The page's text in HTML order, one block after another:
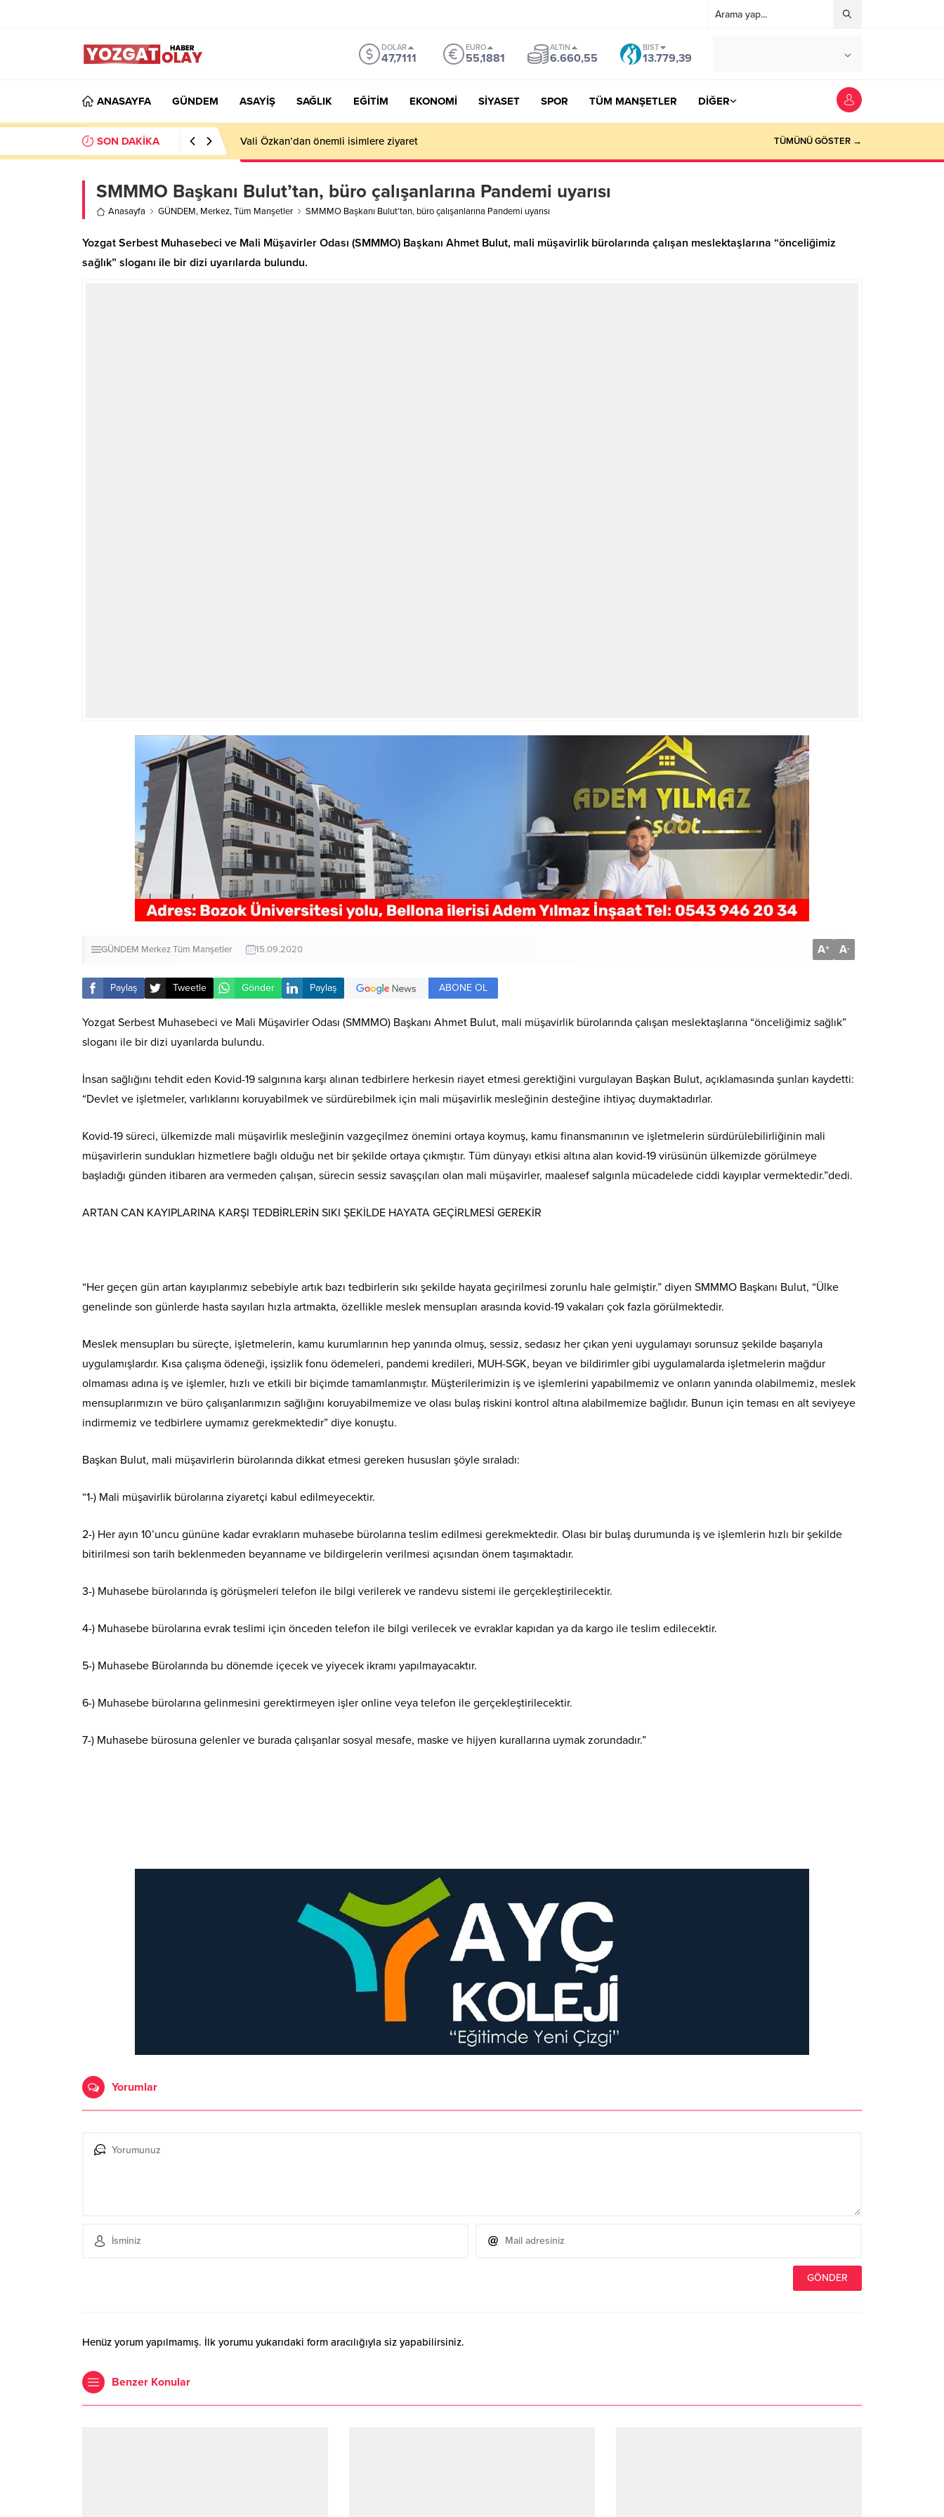
DOLAR
47,7111
EURO
55,1881
ALTIN
6.660,55
BIST
13.779,39
ANASAYFA GÜNDEM ASAYİŞ SAĞLIK EĞİTİM EKONOMİ SİYASET SPOR TÜM MANŞETLER DİĞER
SON DAKİKA Vali Özkan’dan önemli isimlere ziyaret TÜMÜNÜ GÖSTER →
SMMMO Başkanı Bulut’tan, büro çalışanlarına Pandemi uyarısı
Anasayfa GÜNDEM, Merkez,Tüm Manşetler SMMMO Başkanı Bulut’tan, büro çalışanlarına Pandemi uyarısı
Yozgat Serbest Muhasebeci ve Mali Müşavirler Odası (SMMMO) Başkanı Ahmet Bulut, mali müşavirlik bürolarında çalışan meslektaşlarına “önceliğimiz
sağlık” sloganı ile bir dizi uyarılarda bulundu.
GÜNDEM MerkezTüm Manşetler 15.09.2020 A+ A-
Paylaş Tweetle Gönder Paylaş ABONE OL
Yozgat Serbest Muhasebeci ve Mali Müşavirler Odası (SMMMO) Başkanı Ahmet Bulut, mali müşavirlik bürolarında çalışan meslektaşlarına “önceliğimiz sağlık”
sloganı ile bir dizi uyarılarda bulundu.
İnsan sağlığını tehdit eden Kovid-19 salgınına karşı alınan tedbirlere herkesin riayet etmesi gerektiğini vurgulayan Başkan Bulut, açıklamasında şunları kaydetti:
“Devlet ve işletmeler, varlıklarını koruyabilmek ve sürdürebilmek için mali müşavirlik mesleğinin desteğine ihtiyaç duymaktadırlar.
Kovid-19 süreci, ülkemizde mali müşavirlik mesleğinin vazgeçilmez önemini ortaya koymuş, kamu finansmanının ve işletmelerin sürdürülebilirliğinin mali
müşavirlerin sundukları hizmetlere bağlı olduğu net bir şekilde ortaya çıkmıştır. Tüm dünyayı etkisi altına alan kovid-19 virüsünün ülkemizde görülmeye
başladığı günden itibaren ara vermeden çalışan, sürecin sessiz savaşçıları olan mali müşavirler, maalesef salgınla mücadelede ciddi kayıplar vermektedir.”dedi.
ARTAN CAN KAYIPLARINA KARŞI TEDBİRLERİN SIKI ŞEKİLDE HAYATA GEÇİRLMESİ GEREKİR
“Her geçen gün artan kayıplarımız sebebiyle artık bazı tedbirlerin sıkı şekilde hayata geçirilmesi zorunlu hale gelmiştir.” diyen SMMMO Başkanı Bulut, “Ülke
genelinde son günlerde hasta sayıları hızla artmakta, özellikle meslek mensupları arasında kovid-19 vakaları çok fazla görülmektedir.
Meslek mensupları bu süreçte, işletmelerin, kamu kurumlarının hep yanında olmuş, sessiz, sedasız her çıkan yeni uygulamayı sorunsuz şekilde başarıyla
uygulamışlardır. Kısa çalışma ödeneği, işsizlik fonu ödemeleri, pandemi kredileri, MUH-SGK, beyan ve bildirimler gibi uygulamalarda işletmelerin mağdur
olmaması adına iş ve işlemler, hızlı ve etkili bir biçimde tamamlanmıştır. Müşterilerimizin iş ve işlemlerini yapabilmemiz ve onların yanında olabilmemiz, meslek
mensuplarımızın ve büro çalışanlarımızın sağlığını koruyabilmemize ve olası bulaş riskini kontrol altına alabilmemize bağlıdır. Bunun için teması en alt seviyeye
indirmemiz ve tedbirlere uymamız gerekmektedir” diye konuştu.
Başkan Bulut, mali müşavirlerin bürolarında dikkat etmesi gereken hususları şöyle sıraladı:
“1-) Mali müşavirlik bürolarına ziyaretçi kabul edilmeyecektir.
2-) Her ayın 10’uncu gününe kadar evrakların muhasebe bürolarına teslim edilmesi gerekmektedir. Olası bir bulaş durumunda iş ve işlemlerin hızlı bir şekilde
bitirilmesi son tarih beklenmeden beyanname ve bildirgelerin verilmesi açısından önem taşımaktadır.
3-) Muhasebe bürolarında iş görüşmeleri telefon ile bilgi verilerek ve randevu sistemi ile gerçekleştirilecektir.
4-) Muhasebe bürolarına evrak teslimi için önceden telefon ile bilgi verilecek ve evraklar kapıdan ya da kargo ile teslim edilecektir.
5-) Muhasebe Bürolarında bu dönemde içecek ve yiyecek ikramı yapılmayacaktır.
6-) Muhasebe bürolarına gelinmesini gerektirmeyen işler online veya telefon ile gerçekleştirilecektir.
7-) Muhasebe bürosuna gelenler ve burada çalışanlar sosyal mesafe, maske ve hijyen kurallarına uymak zorundadır.”
Yorumlar
Henüz yorum yapılmamış. İlk yorumu yukarıdaki form aracılığıyla siz yapabilirsiniz.
Benzer Konular